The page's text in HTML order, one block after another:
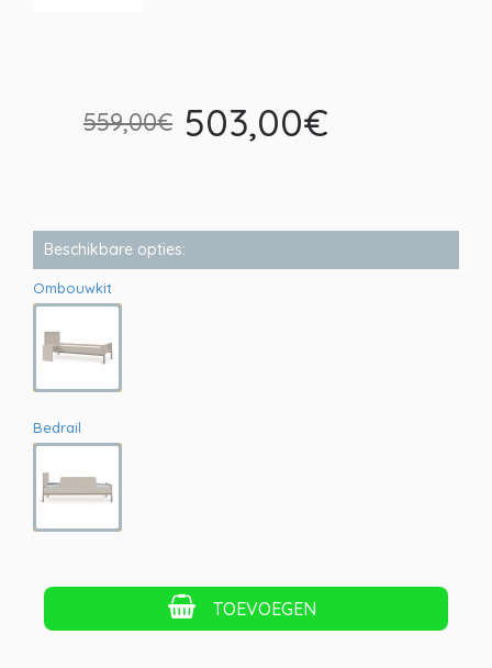
559,00€ 503,00€
Beschikbare opties:
Ombouwkit
Bedrail
TOEVOEGEN